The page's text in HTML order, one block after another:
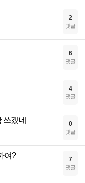
2
댓글
6
댓글
4
댓글
쓰겠네 0
댓글
여? 7
댓글